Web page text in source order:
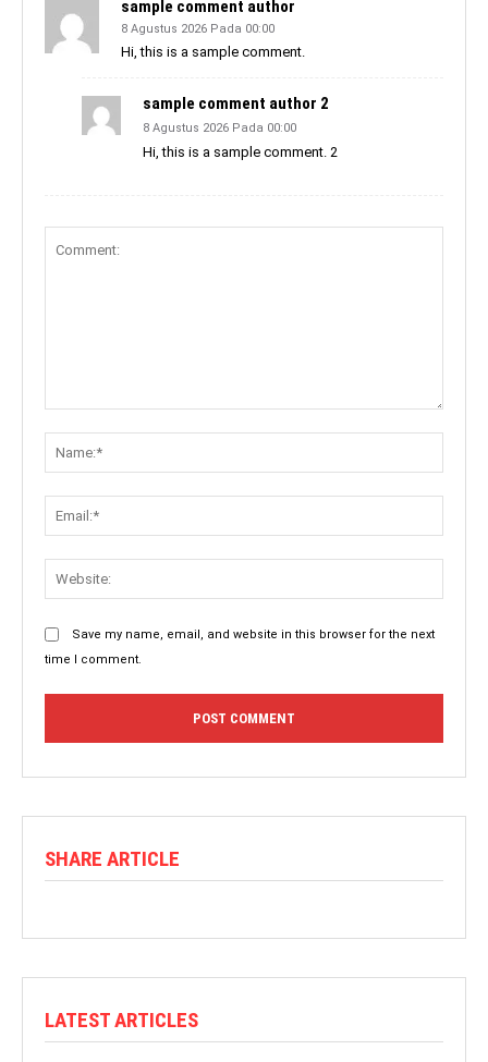
sample comment author
8 Agustus 2026 Pada 00:00
Hi, this is a sample comment.
sample comment author 2
8 Agustus 2026 Pada 00:00
Hi, this is a sample comment. 2
Save my name, email, and website in this browser for the next
time I comment.
SHARE ARTICLE
LATEST ARTICLES